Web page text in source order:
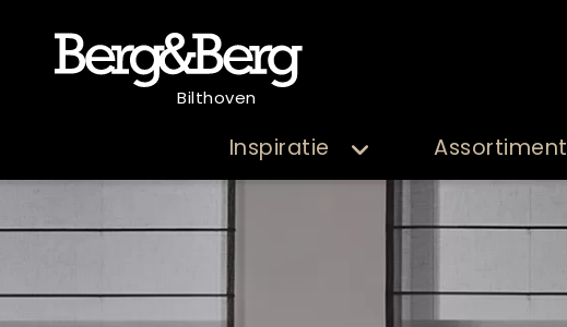
Bilthoven
Inspiratie Assortiment